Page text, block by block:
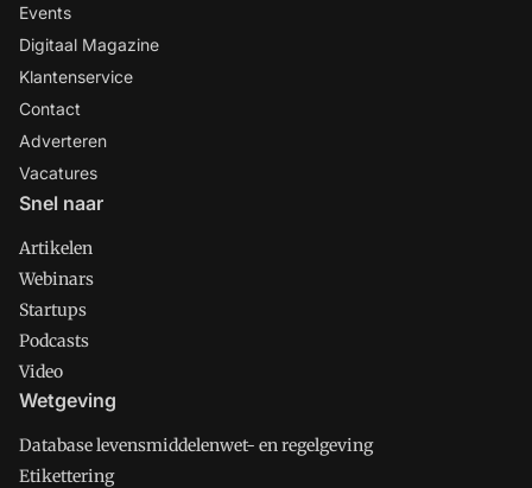
Events
Digitaal Magazine
Klantenservice
Contact
Adverteren
Vacatures
Snel naar
Artikelen
Webinars
Startups
Podcasts
Video
Wetgeving
Database levensmiddelenwet- en regelgeving
Etikettering